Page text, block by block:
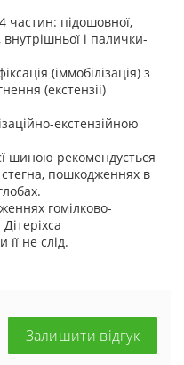
частин: підошовної,
і палички-
(іммобілізація) з
(екстензіі)
екстензійною
шиною рекомендується
пошкодженнях в
гомілково-
її не слід.
Залишити відгук